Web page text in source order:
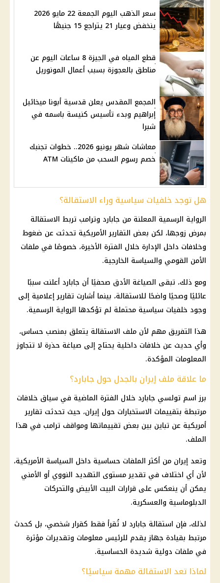
سعر الذهب اليوم الجمعة 22 مايو 2026
ينخفض وعيار 21 يتراجع 15 جنيهًا
قطع المياه في الجيزة 8 ساعات اليوم عن
مناطق بالعجوزة بسبب أعمال المونوريل
المجمع المقدس يعلن قدسية أبونا ميخائيل
إبراهيم وبدء تأسيس كنيسة باسمه في
شبرا
معاشات شهر يونيو 2026.. خطوات تجنبك
خصم رسوم السحب من ماكينات ATM
هل توجد خلفيات سياسية وراء الاستقالة؟
الرواية الرسمية المعلنة من جابارد وترامب تربط الاستقالة
بمرض زوجها، لكن بعض التقارير الأمريكية تحدثت عن ضغوط
وخلافات داخل الإدارة خلال الفترة الأخيرة، خصوصًا في ملفات
الأمن القومي والسياسة الخارجية.
ومع ذلك، تبقى الصياغة الأدق صحفيًا أن جابارد أعلنت سببًا
عائليًا وصحيًا واضحًا للاستقالة، بينما أشارت تقارير إعلامية إلى
وجود خلفيات سياسية محتملة لم تؤكدها الرواية الرسمية.
هذا التفريق مهم لأن ملف الاستقالة يتعلق بمنصب حساس،
وأي حديث عن خلافات داخلية يحتاج إلى صياغة حذرة لا تتجاوز
المعلومات المؤكدة.
ما علاقة ملف إيران بالجدل حول جابارد؟
برز اسم تولسي جابارد خلال الفترة الماضية في سياق خلافات
مرتبطة بتقييمات الاستخبارات حول إيران، حيث تحدثت تقارير
أمريكية عن تباين بين بعض تقييماتها ومواقف ترامب في هذا
الملف.
وتعد إيران من أكثر الملفات حساسية داخل السياسة الأمريكية،
لأن أي اختلاف في تقدير مستوى التهديد النووي أو الأمني
يمكن أن ينعكس على قرارات البيت الأبيض والتحركات
الدبلوماسية والعسكرية.
لذلك، فإن استقالة جابارد لا تُقرأ فقط كقرار شخصي، بل كحدث
مرتبط بقيادة جهاز يقدم للرئيس معلومات وتقديرات مؤثرة
في ملفات دولية شديدة الحساسية.
لماذا تعد الاستقالة مهمة سياسيًا؟